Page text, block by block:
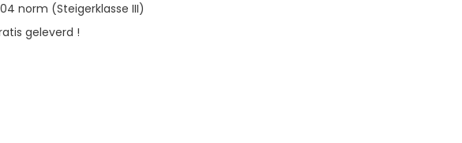
norm (Steigerklasse III)
geleverd !